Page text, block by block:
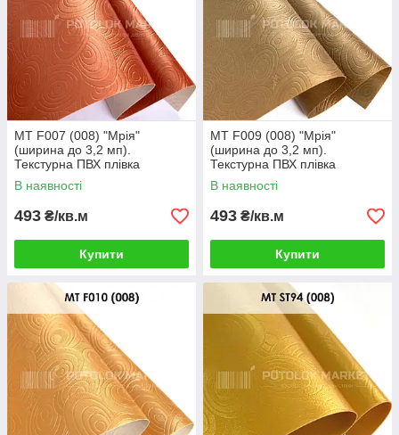
MT F007 (008) "Мрія"
(ширина до 3,2 мп).
Текстурна ПВХ плівка
В наявності
493 ₴/кв.м
Купити
MT F009 (008) "Мрія"
(ширина до 3,2 мп).
Текстурна ПВХ плівка
В наявності
493 ₴/кв.м
Купити